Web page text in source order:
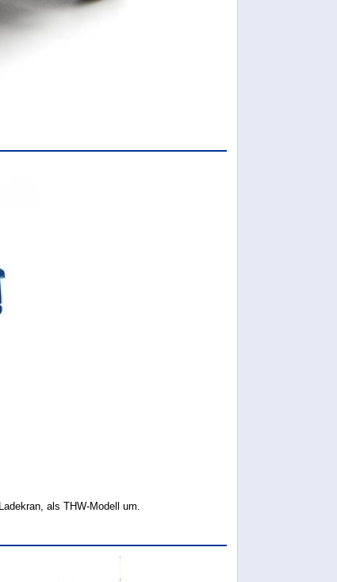
als THW-Modell um.